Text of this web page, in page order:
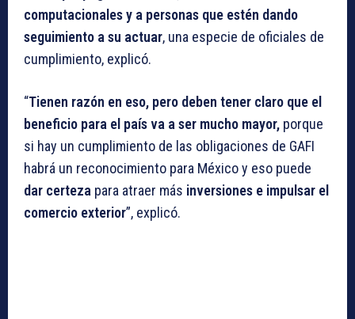
computacionales y a personas que estén dando
seguimiento a su actuar, una especie de oficiales de
cumplimiento, explicó.
“Tienen razón en eso, pero deben tener claro que el
beneficio para el país va a ser mucho mayor, porque
si hay un cumplimiento de las obligaciones de GAFI
habrá un reconocimiento para México y eso puede
dar certeza para atraer más inversiones e impulsar el
comercio exterior”, explicó.